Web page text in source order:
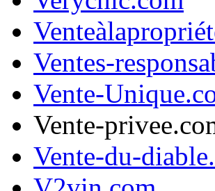
Ventes-
Vente-
Vente-
Vente-du-